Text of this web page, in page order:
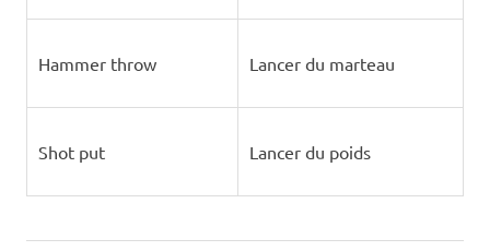
Hammer throw Lancer du marteau
Shot put Lancer du poids